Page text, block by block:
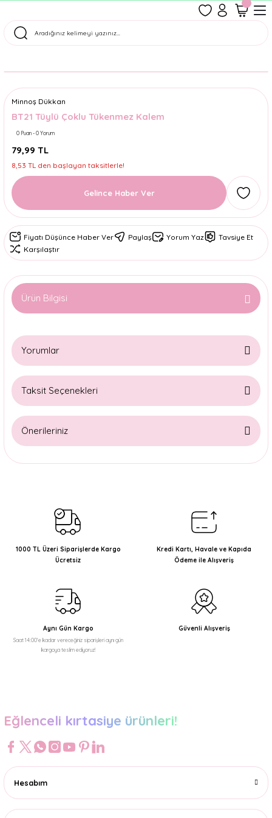
Tüm Siparişler Aynı Gün Kargoda!
Minnoş Dükkan
BT21 Tüylü Çoklu Tükenmez Kalem
0 Puan - 0 Yorum
79,99 TL
8,53 TL den başlayan taksitlerle!
Gelince Haber Ver
Fiyatı Düşünce Haber Ver Paylaş Yorum Yaz
Tavsiye Et
Karşılaştır
Ürün Bilgisi
Yorumlar
Taksit Seçenekleri
Önerileriniz
Bu ürünün fiyat bilgisi, resim, ürün açıklamalarında ve diğer
Ürün resmi kalitesiz, bozuk veya görüntülenemiyor.
Ürün açıklamasında eksik bilgiler bulunuyor.
Ürün bilgilerinde hatalar bulunuyor.
Bu ürüne benzer farklı alternatifler olmalı.
1000 TL Üzeri Siparişlerde Kargo
Ücretsiz
Kredi Kartı, Havale ve Kapıda
Ödeme ile Alışveriş
Aynı Gün Kargo
Saat 14:00'e kadar vereceğiniz siparişleri aynı gün
kargoya teslim ediyoruz!
Güvenli Alışveriş
Eğlenceli kırtasiye ürünleri!
Hesabım